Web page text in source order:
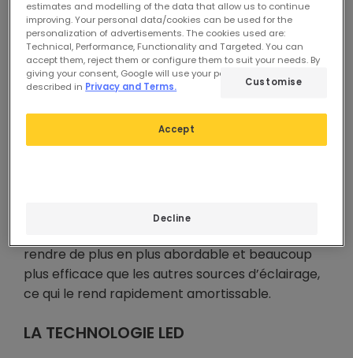
n’avait pas été obtenu.
LED signifie « Light Emitting Diode »
(diode électroluminescente).
plus de 100 ans. Depuis l’arrivée de l’éclairage LED
rendre de plus en plus abordable et beaucoup
plus efficace que les autres sources d’éclairage,
ce qui le rend rapidement amortissable.
LA TECHNOLOGIE LED
estimates and modelling of the data that allow us to continue
improving. Your personal data/cookies can be used for the
personalization of advertisements. The cookies used are:
Technical, Performance, Functionality and Targeted. You can
accept them, reject them or configure them to suit your needs. By
giving your consent, Google will use your personal data as
described in Privacy and Terms. Customise
Decline
Accept